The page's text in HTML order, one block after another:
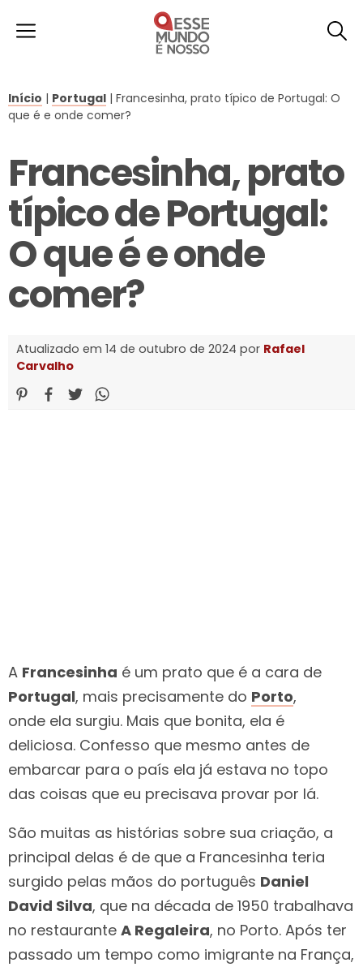
Início | Portugal | Francesinha, prato típico de Portugal: O
que é e onde comer?
Francesinha, prato
típico de Portugal:
O que é e onde
comer?
Atualizado em 14 de outubro de 2024 por Rafael
Carvalho
A Francesinha é um prato que é a cara de
Portugal, mais precisamente do Porto,
onde ela surgiu. Mais que bonita, ela é
deliciosa. Confesso que mesmo antes de
embarcar para o país ela já estava no topo
das coisas que eu precisava provar por lá.
São muitas as histórias sobre sua criação, a
principal delas é de que a Francesinha teria
surgido pelas mãos do português Daniel
David Silva, que na década de 1950 trabalhava
no restaurante A Regaleira, no Porto. Após ter
passado um tempo como imigrante na França,